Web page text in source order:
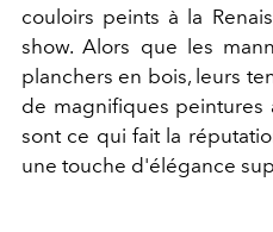
couloirs peints à la
show. Alors que les
planchers en bois, leurs
de magnifiques peintures
sont ce qui fait la
une touche d'élégance